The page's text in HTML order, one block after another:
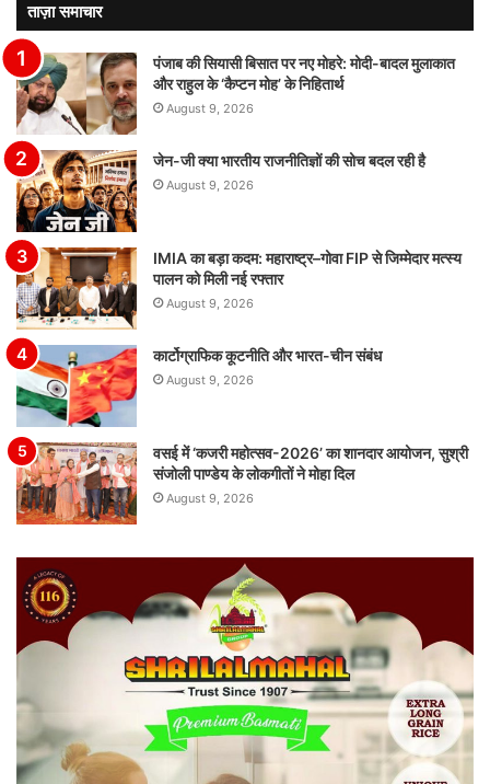
ताज़ा समाचार
पंजाब की सियासी बिसात पर नए मोहरे: मोदी-बादल मुलाकात
और राहुल के ‘कैप्टन मोह’ के निहितार्थ
August 9, 2026
जेन-जी क्या भारतीय राजनीतिज्ञों की सोच बदल रही है
August 9, 2026
IMIA का बड़ा कदम: महाराष्ट्र–गोवा FIP से जिम्मेदार मत्स्य
पालन को मिली नई रफ्तार
August 9, 2026
कार्टोग्राफिक कूटनीति और भारत-चीन संबंध
August 9, 2026
वसई में ‘कजरी महोत्सव-2026’ का शानदार आयोजन, सुश्री
संजोली पाण्डेय के लोकगीतों ने मोहा दिल
August 9, 2026